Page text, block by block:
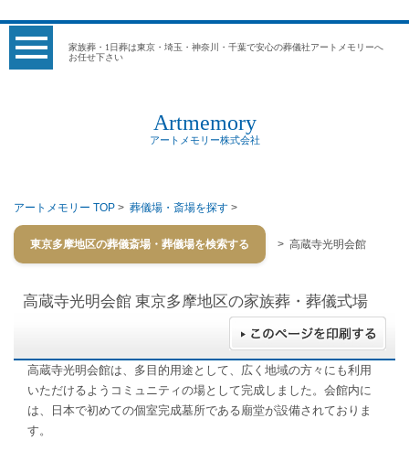
家族葬・1日葬は東京・埼玉・神奈川・千葉で安心の葬儀社アートメモリーへ
お任せ下さい
Artmemory
アートメモリー株式会社
アートメモリー TOP > 葬儀場・斎場を探す >
東京多摩地区の葬儀斎場・葬儀場を検索する > 高蔵寺光明会館
高蔵寺光明会館 東京多摩地区の家族葬・葬儀式場
高蔵寺光明会館は、多目的用途として、広く地域の方々にも利用
いただけるようコミュニティの場として完成しました。会館内に
は、日本で初めての個室完成墓所である廟堂が設備されておりま
す。